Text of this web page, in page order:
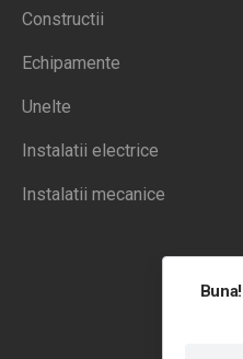
Constructii
Echipamente
Unelte
Instalatii electrice
Instalatii mecanice
Buna!